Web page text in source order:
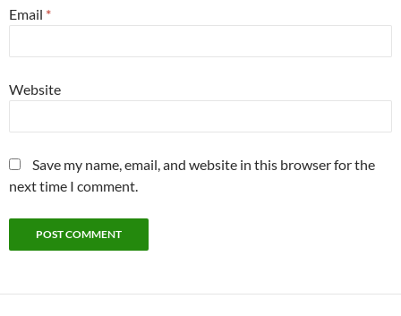
Email *
Website
Save my name, email, and website in this browser for the
next time I comment.